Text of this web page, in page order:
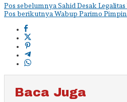
Navigasi
pos
Pos sebelumnyaSahid Desak
Pos berikutnyaWabup Parimo
Baca Juga